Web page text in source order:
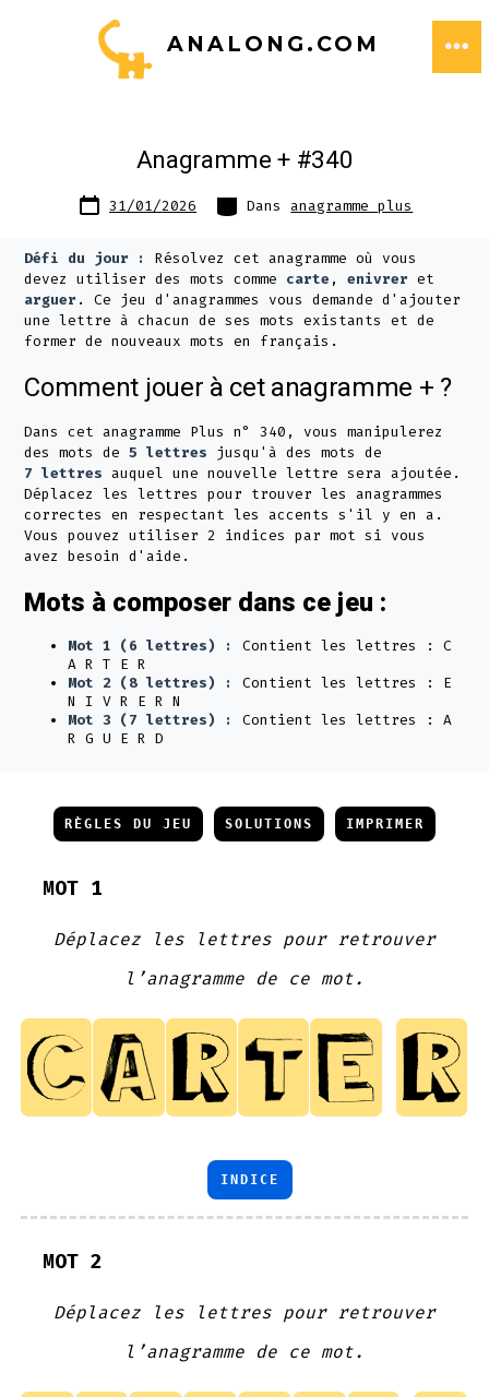
ANALONG.COM
Anagramme + #340
Date
de 31/01/2026 Catégories
Dans anagramme plus
Défi du jour :
Résolvez cet anagramme où vous
devez utiliser des mots comme carte ,enivrer et
arguer . Ce jeu d'anagrammes vous demande d'ajouter
une lettre à chacun de ses mots existants et de
former de nouveaux mots en français.
Comment jouer à cet anagramme + ?
Dans cet anagramme Plus n° 340, vous manipulerez
des mots de5 lettres jusqu'à des mots de
7 lettres auquel une nouvelle lettre sera ajoutée.
Déplacez les lettres pour trouver les anagrammes
correctes en respectant les accents s'il y en a.
Vous pouvez utiliser 2 indices par mot si vous
avez besoin d'aide.
Mots à composer dans ce jeu :
Mot 1 (6 lettres) :
Contient les lettres : C
A R T E R
Mot 2 (8 lettres) :
Contient les lettres : E
N I V R E R N
Mot 3 (7 lettres) :
Contient les lettres : A
R G U E R D
RÈGLES DU JEU SOLUTIONS IMPRIMER
MOT 1
Déplacez les lettres pour retrouver
l’anagramme de ce mot.
INDICE
MOT 2
Déplacez les lettres pour retrouver
l’anagramme de ce mot.